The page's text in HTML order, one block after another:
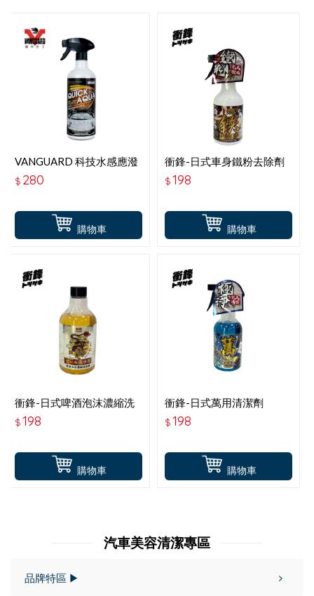
購物車
VANGUARD 科技水感應潑
水鍍膜(全車用)-淺色車
$ 280
購物車
衝鋒-日式車身鐵粉去除劑
$198
購物車
衝鋒-日式啤酒泡沫濃縮洗
車精
$198
購物車
衝鋒-日式萬用清潔劑
$198
汽車美容清潔專區
品牌特區 ▶